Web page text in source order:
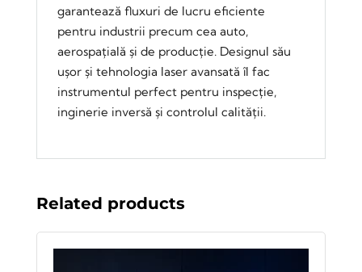
garantează fluxuri de lucru eficiente
pentru industrii precum cea auto,
aerospațială și de producție. Designul său
ușor și tehnologia laser avansată îl fac
instrumentul perfect pentru inspecție,
inginerie inversă și controlul calității.
Related products